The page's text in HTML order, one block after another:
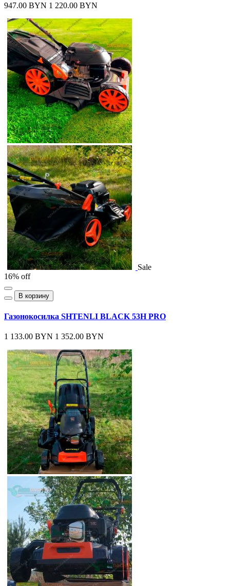
947.00 BYN 1 220.00 BYN
Sale
16% off
В корзину
Газонокосилка SHTENLI BLACK 53H PRO
1 133.00 BYN 1 352.00 BYN